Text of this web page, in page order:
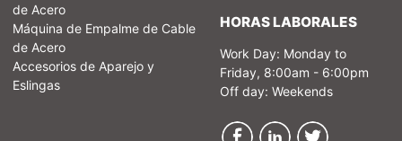
de Acero
Máquina de Empalme de Cable
de Acero
Accesorios de Aparejo y
Eslingas
HORAS LABORALES
Work Day: Monday to
Friday, 8:00am - 6:00pm
Off day: Weekends